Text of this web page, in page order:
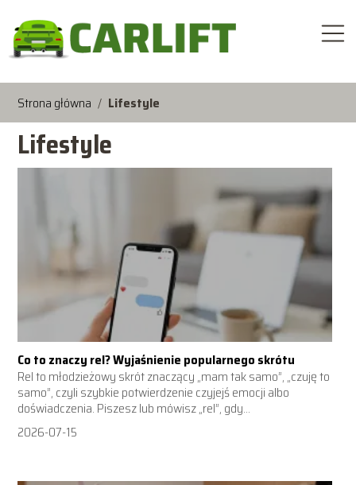
Strona główna / Lifestyle
Lifestyle
Co to znaczy rel? Wyjaśnienie popularnego skrótu
Rel to młodzieżowy skrót znaczący „mam tak samo”, „czuję to
samo”, czyli szybkie potwierdzenie czyjejś emocji albo
doświadczenia. Piszesz lub mówisz „rel”, gdy...
2026-07-15